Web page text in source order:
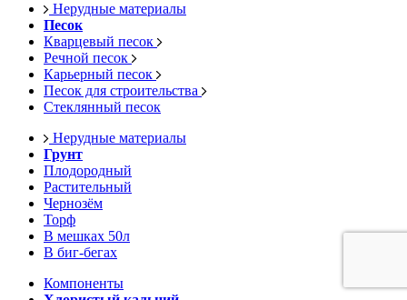
Нерудные материалы
Песок
Кварцевый песок
Речной песок
Карьерный песок
Песок для строительства
Стеклянный песок
Нерудные материалы
Грунт
Плодородный
Растительный
Чернозём
Торф
В мешках 50л
В биг-бегах
Компоненты